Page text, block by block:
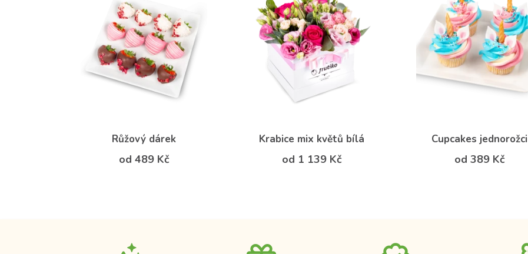
Růžový dárek
od 489 Kč
Krabice mix květů bílá
od 1 139 Kč
Cupcakes jednorožci
od 389 Kč